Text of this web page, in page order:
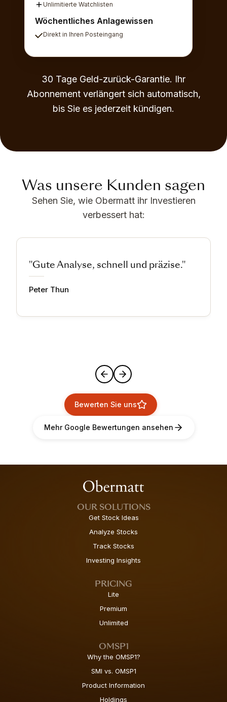
Unlimitierte Watchlisten
Wöchentliches Anlagewissen
Direkt in Ihren Posteingang
30 Tage Geld-zurück-Garantie. Ihr
Abonnement verlängert sich automatisch,
bis Sie es jederzeit kündigen.
Was unsere Kunden sagen
Sehen Sie, wie Obermatt ihr Investieren
verbessert hat:
"Gute Analyse, schnell und präzise."
Peter Thun
Bewerten Sie uns
Mehr Google Bewertungen ansehen
OUR SOLUTIONS
Get Stock Ideas
Analyze Stocks
Track Stocks
Investing Insights
PRICING
Lite
Premium
Unlimited
OMSP1
Why the OMSP1?
SMI vs. OMSP1
Product Information
Holdings